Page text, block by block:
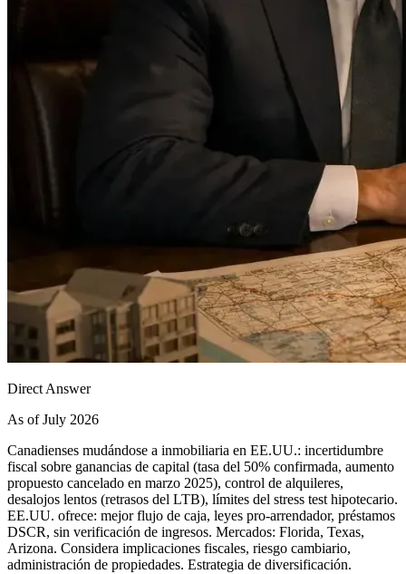
Direct Answer
As of July 2026
Canadienses mudándose a inmobiliaria en EE.UU.: incertidumbre
fiscal sobre ganancias de capital (tasa del 50% confirmada, aumento
propuesto cancelado en marzo 2025), control de alquileres,
desalojos lentos (retrasos del LTB), límites del stress test hipotecario.
EE.UU. ofrece: mejor flujo de caja, leyes pro-arrendador, préstamos
DSCR, sin verificación de ingresos. Mercados: Florida, Texas,
Arizona. Considera implicaciones fiscales, riesgo cambiario,
administración de propiedades. Estrategia de diversificación.